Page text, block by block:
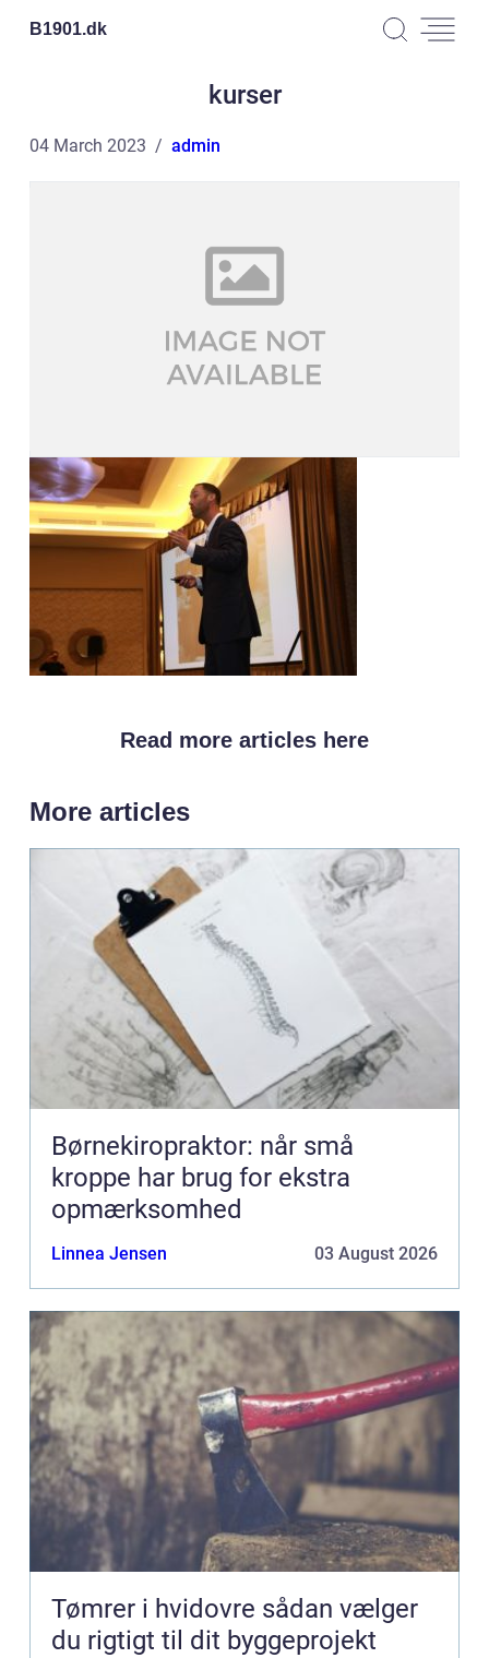
B1901.dk
kurser
04 March 2023 admin
Read more articles here
More articles
Børnekiropraktor: når små
kroppe har brug for ekstra
opmærksomhed
Linnea Jensen 03 August 2026
Tømrer i hvidovre sådan vælger
du rigtigt til dit byggeprojekt